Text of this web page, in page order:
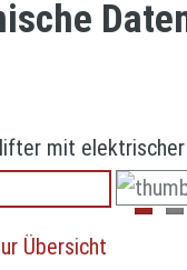
Übersicht